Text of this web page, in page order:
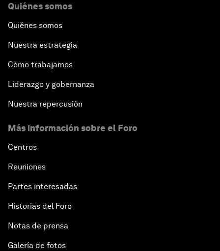
Quiénes somos
Quiénes somos
Nuestra estrategia
Cómo trabajamos
Liderazgo y gobernanza
Nuestra repercusión
Más información sobre el Foro
Centros
Reuniones
Partes interesadas
Historias del Foro
Notas de prensa
Galería de fotos